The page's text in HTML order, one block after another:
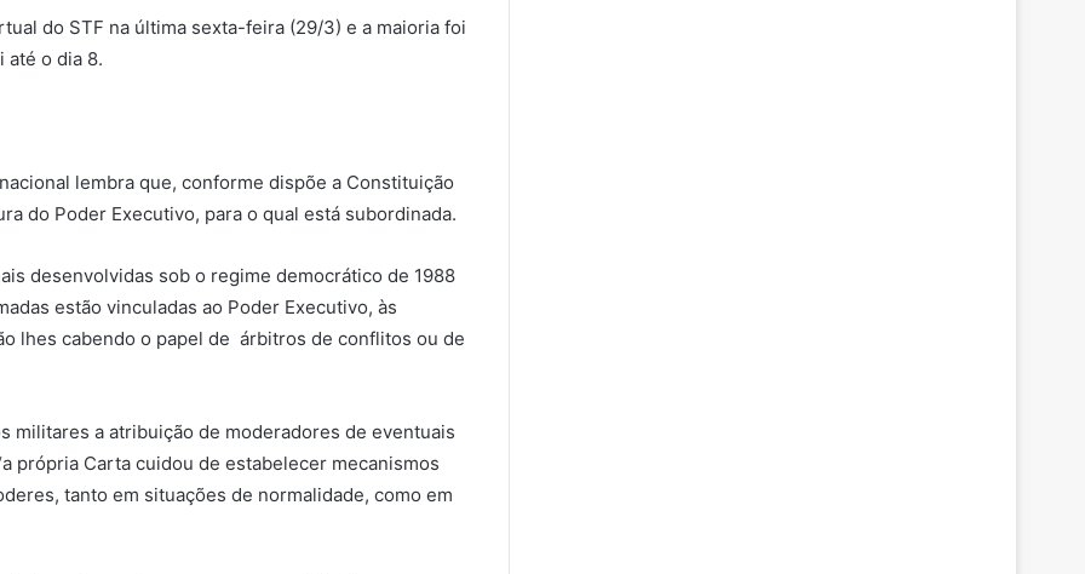
do STF na última sexta-feira (29/3) e a maioria foi
até o dia 8.
lembra que, conforme dispõe a Constituição
do Poder Executivo, para o qual está subordinada.
desenvolvidas sob o regime democrático de 1988
estão vinculadas ao Poder Executivo, às
lhes cabendo o papel de árbitros de conflitos ou de
militares a atribuição de moderadores de eventuais
própria Carta cuidou de estabelecer mecanismos
tanto em situações de normalidade, como em